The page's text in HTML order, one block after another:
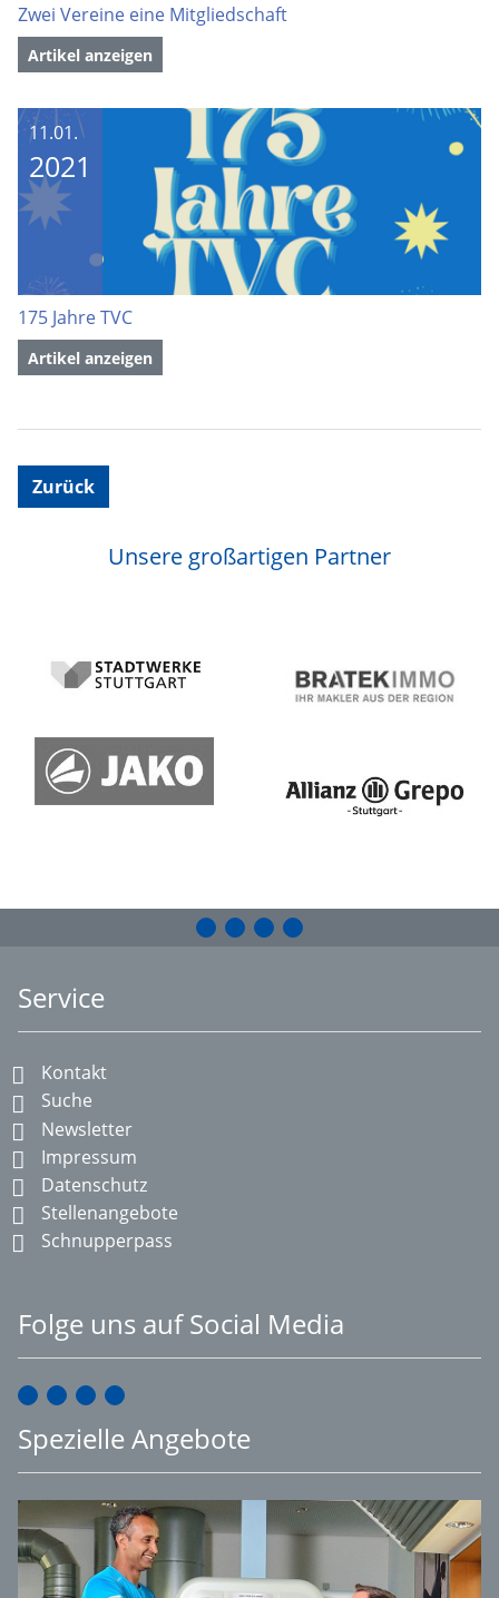
Zwei Vereine eine Mitgliedschaft
Artikel anzeigen
11.01.
2021
175 Jahre TVC
Artikel anzeigen
Zurück
Unsere großartigen Partner
Service
Kontakt
Suche
Newsletter
Impressum
Datenschutz
Stellenangebote
Schnupperpass
Folge uns auf Social Media
Spezielle Angebote